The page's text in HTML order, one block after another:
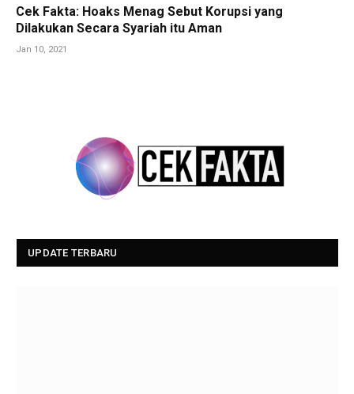
Cek Fakta: Hoaks Menag Sebut Korupsi yang
Dilakukan Secara Syariah itu Aman
Jan 10, 2021
UPDATE TERBARU